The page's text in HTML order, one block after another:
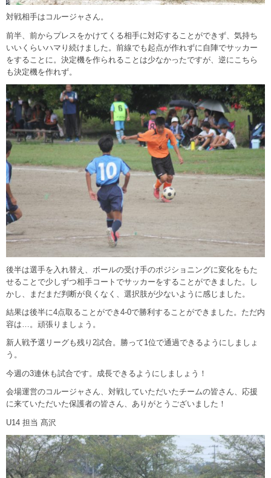
対戦相手はコルージャさん。
前半、前からプレスをかけてくる相手に対応することができず、気持ち
いいくらいハマり続けました。前線でも起点が作れずに自陣でサッカー
をすることに。決定機を作られることは少なかったですが、逆にこちら
も決定機を作れず。
後半は選手を入れ替え、ボールの受け手のポジショニングに変化をもた
せることで少しずつ相手コートでサッカーをすることができました。し
かし、まだまだ判断が良くなく、選択肢が少ないように感じました。
結果は後半に4点取ることができ4-0で勝利することができました。ただ内
容は…。頑張りましょう。
新人戦予選リーグも残り2試合。勝って1位で通過できるようにしましょ
う。
今週の3連休も試合です。成長できるようにしましょう！
会場運営のコルージャさん、対戦していただいたチームの皆さん、応援
に来ていただいた保護者の皆さん、ありがとうございました！
U14 担当 髙沢